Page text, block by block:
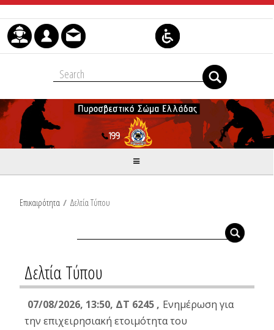
Μετάβαση στο περιεχόμενο
Επικαιρότητα / Δελτία Τύπου
Δελτία Τύπου
07/08/2026, 13:50, ΔΤ 6245 , Ενημέρωση για
την επιχειρησιακή ετοιμότητα του